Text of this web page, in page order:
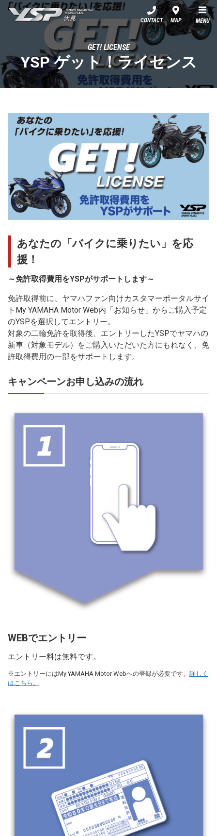
YSP伏見
CONTACT MAP MENU
GET! LICENSE
YSP ゲット！ライセンス
あなたの「バイクに乗りたい」を応
援！
～免許取得費用をYSPがサポートします～
免許取得前に、ヤマハファン向けカスタマーポータルサイ
トMy YAMAHA Motor Web内「お知らせ」からご購入予定
のYSPを選択してエントリー。
対象の二輪免許を取得後、エントリーしたYSPでヤマハの
新車（対象モデル）をご購入いただいた方にもれなく、免
許取得費用の一部をサポートします。
キャンペーンお申し込みの流れ
WEBでエントリー
エントリー料は無料です。
※エントリーにはMy YAMAHA Motor Webへの登録が必要です。 詳しく
はこちら。